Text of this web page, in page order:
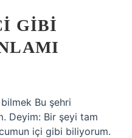
GIBI
Bu şehri
Deyim: Bir şeyi tam
içi gibi biliyorum.